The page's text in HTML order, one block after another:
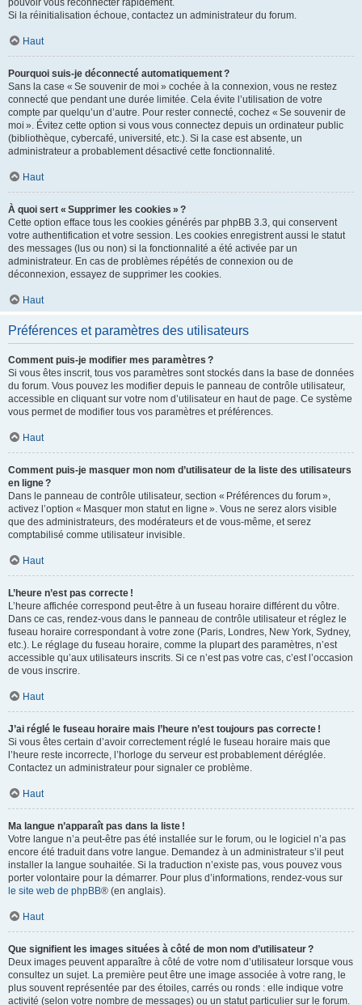
pouvoir vous reconnecter rapidement.
Si la réinitialisation échoue, contactez un administrateur du forum.
Haut
Pourquoi suis-je déconnecté automatiquement ?
Sans la case « Se souvenir de moi » cochée à la connexion, vous ne restez
connecté que pendant une durée limitée. Cela évite l’utilisation de votre
compte par quelqu’un d’autre. Pour rester connecté, cochez « Se souvenir de
moi ». Évitez cette option si vous vous connectez depuis un ordinateur public
(bibliothèque, cybercafé, université, etc.). Si la case est absente, un
administrateur a probablement désactivé cette fonctionnalité.
Haut
À quoi sert « Supprimer les cookies » ?
Cette option efface tous les cookies générés par phpBB 3.3, qui conservent
votre authentification et votre session. Les cookies enregistrent aussi le statut
des messages (lus ou non) si la fonctionnalité a été activée par un
administrateur. En cas de problèmes répétés de connexion ou de
déconnexion, essayez de supprimer les cookies.
Haut
Préférences et paramètres des utilisateurs
Comment puis-je modifier mes paramètres ?
Si vous êtes inscrit, tous vos paramètres sont stockés dans la base de données
du forum. Vous pouvez les modifier depuis le panneau de contrôle utilisateur,
accessible en cliquant sur votre nom d’utilisateur en haut de page. Ce système
vous permet de modifier tous vos paramètres et préférences.
Haut
Comment puis-je masquer mon nom d’utilisateur de la liste des utilisateurs
en ligne ?
Dans le panneau de contrôle utilisateur, section « Préférences du forum »,
activez l’option « Masquer mon statut en ligne ». Vous ne serez alors visible
que des administrateurs, des modérateurs et de vous-même, et serez
comptabilisé comme utilisateur invisible.
Haut
L’heure n’est pas correcte !
L’heure affichée correspond peut-être à un fuseau horaire différent du vôtre.
Dans ce cas, rendez-vous dans le panneau de contrôle utilisateur et réglez le
fuseau horaire correspondant à votre zone (Paris, Londres, New York, Sydney,
etc.). Le réglage du fuseau horaire, comme la plupart des paramètres, n’est
accessible qu’aux utilisateurs inscrits. Si ce n’est pas votre cas, c’est l’occasion
de vous inscrire.
Haut
J’ai réglé le fuseau horaire mais l’heure n’est toujours pas correcte !
Si vous êtes certain d’avoir correctement réglé le fuseau horaire mais que
l’heure reste incorrecte, l’horloge du serveur est probablement déréglée.
Contactez un administrateur pour signaler ce problème.
Haut
Ma langue n’apparaît pas dans la liste !
Votre langue n’a peut-être pas été installée sur le forum, ou le logiciel n’a pas
encore été traduit dans votre langue. Demandez à un administrateur s’il peut
installer la langue souhaitée. Si la traduction n’existe pas, vous pouvez vous
porter volontaire pour la démarrer. Pour plus d’informations, rendez-vous sur
le site web de phpBB® (en anglais).
Haut
Que signifient les images situées à côté de mon nom d’utilisateur ?
Deux images peuvent apparaître à côté de votre nom d’utilisateur lorsque vous
consultez un sujet. La première peut être une image associée à votre rang, le
plus souvent représentée par des étoiles, carrés ou ronds : elle indique votre
activité (selon votre nombre de messages) ou un statut particulier sur le forum.